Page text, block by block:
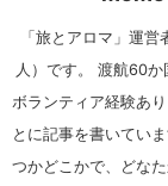
「旅とアロマ」運
人）です。 渡航60
ボランティア経験あ
とに記事を書いてい
つかどこかで、どな